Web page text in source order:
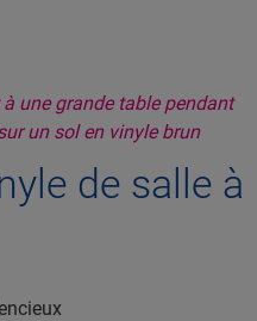
de salle à